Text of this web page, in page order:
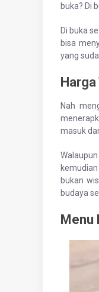
buka? Di
Di buka
bisa
yang
Nah
masuk
bukan
budaya
Menu